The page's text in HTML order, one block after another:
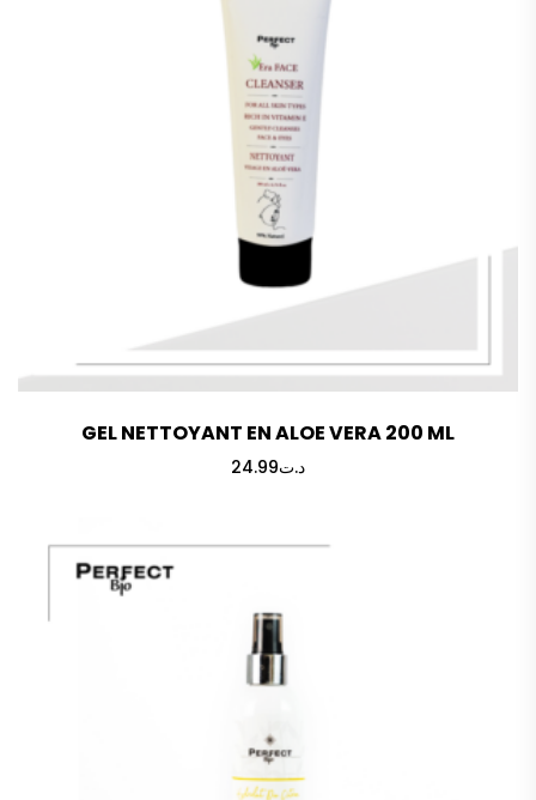
GEL NETTOYANT EN ALOE VERA 200 ML
د.ت24.99